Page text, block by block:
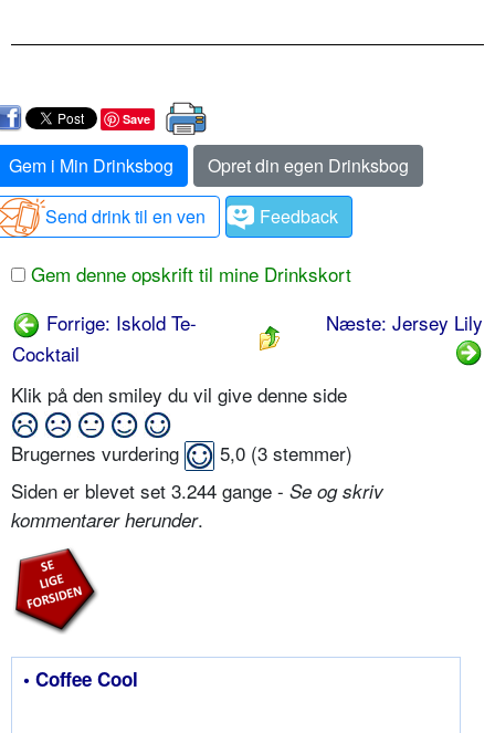
Save
Gem i Min Drinksbog
Opret din egen Drinksbog
Send drink til en ven
Feedback
Gem denne opskrift til mine Drinkskort
Forrige: Iskold Te-
Cocktail
Næste: Jersey Lily
Klik på den smiley du vil give denne side
Brugernes vurdering 5,0 (3 stemmer)
Siden er blevet set 3.244 gange - Se og skriv
kommentarer herunder.
• Coffee Cool